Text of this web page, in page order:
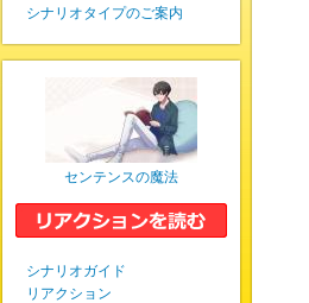
シナリオタイプのご案内
センテンスの魔法
シナリオガイド
リアクション